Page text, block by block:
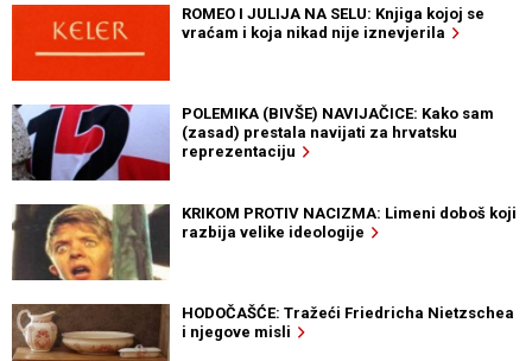
ROMEO I JULIJA NA SELU: Knjiga kojoj se
vraćam i koja nikad nije iznevjerila
POLEMIKA (BIVŠE) NAVIJAČICE: Kako sam
(zasad) prestala navijati za hrvatsku
reprezentaciju
KRIKOM PROTIV NACIZMA: Limeni doboš koji
razbija velike ideologije
HODOČAŠĆE: Tražeći Friedricha Nietzschea
i njegove misli